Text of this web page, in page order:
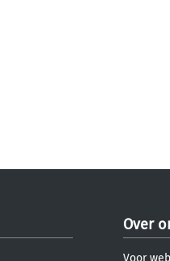
Over
Voor